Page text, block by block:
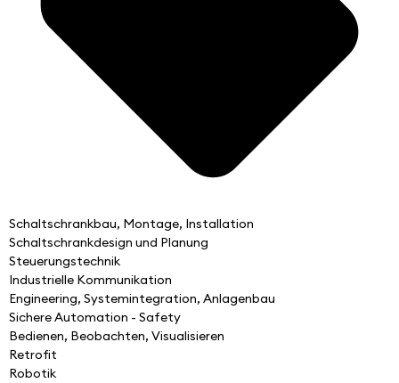
Schaltschrankbau, Montage, Installation
Schaltschrankdesign und Planung
Steuerungstechnik
Industrielle Kommunikation
Engineering, Systemintegration, Anlagenbau
Sichere Automation - Safety
Bedienen, Beobachten, Visualisieren
Retrofit
Robotik